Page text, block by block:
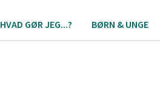
HVAD GØR JEG...? BØRN & UNGE